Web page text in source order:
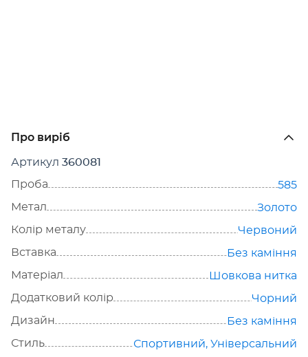
Про виріб
Артикул 360081
Проба
585
Метал
Золото
Колір металу
Червоний
Вставка
Без каміння
Матеріал
Шовкова нитка
Додатковий колір
Чорний
Дизайн
Без каміння
Стиль
Спортивний, Універсальний